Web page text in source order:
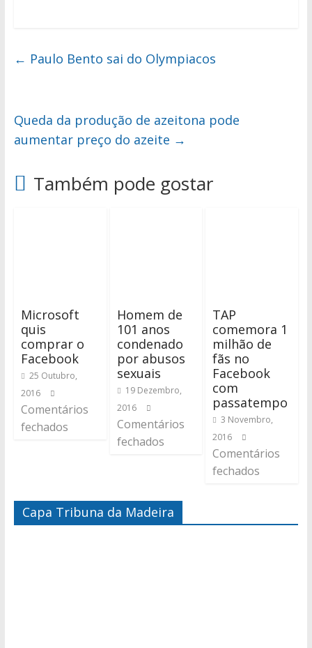
← Paulo Bento sai do Olympiacos
Queda da produção de azeitona pode
aumentar preço do azeite →
Também pode gostar
Microsoft
quis
comprar o
Facebook
25 Outubro,
2016
Comentários
fechados
Homem de
101 anos
condenado
por abusos
sexuais
19 Dezembro,
2016
Comentários
fechados
TAP
comemora 1
milhão de
fãs no
Facebook
com
passatempo
3 Novembro,
2016
Comentários
fechados
Capa Tribuna da Madeira